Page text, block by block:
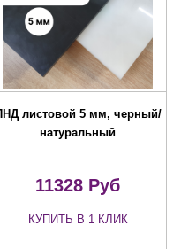
листовой 5 мм, черный/
натуральный
11328 Руб
КУПИТЬ В 1 КЛИК